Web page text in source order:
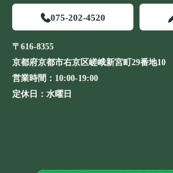
075-202-4520
〒616-8355
京都府京都市右京区嵯峨新宮町29番地10
営業時間： 10:00-19:00
定休日： 水曜日